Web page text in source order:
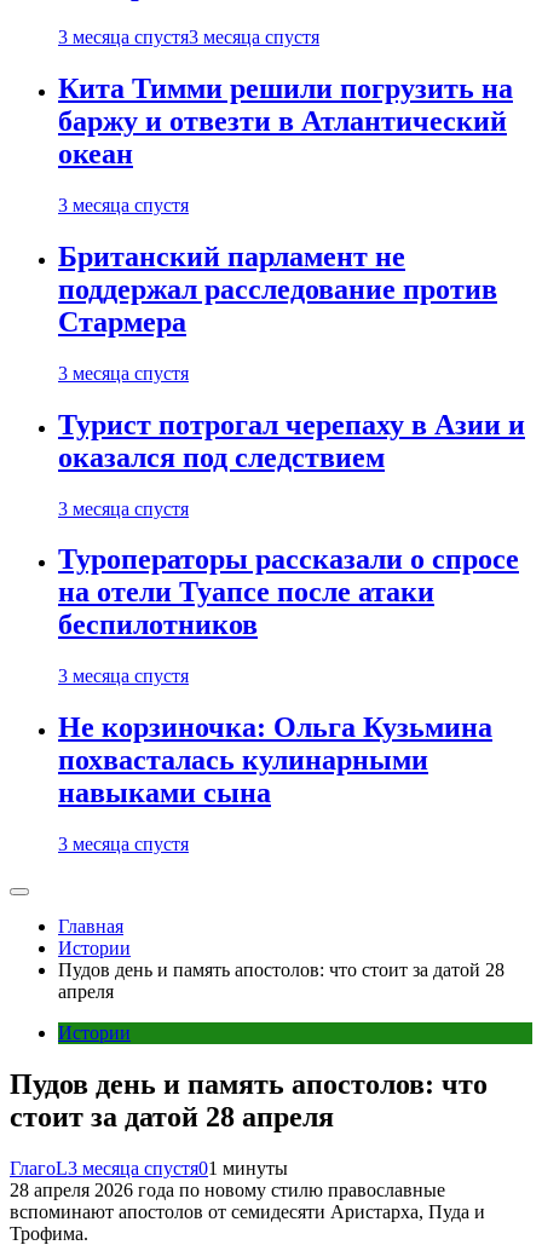
3 месяца спустя3 месяца спустя
Кита Тимми решили погрузить на
баржу и отвезти в Атлантический
океан
3 месяца спустя
Британский парламент не
поддержал расследование против
Стармера
3 месяца спустя
Турист потрогал черепаху в Азии и
оказался под следствием
3 месяца спустя
Туроператоры рассказали о спросе
на отели Туапсе после атаки
беспилотников
3 месяца спустя
Не корзиночка: Ольга Кузьмина
похвасталась кулинарными
навыками сына
3 месяца спустя
Главная
Истории
Пудов день и память апостолов: что стоит за датой 28
апреля
Истории
Пудов день и память апостолов: что
стоит за датой 28 апреля
ГлагоL3 месяца спустя01 минуты
28 апреля 2026 года по новому стилю православные
вспоминают апостолов от семидесяти Аристарха, Пуда и
Трофима.